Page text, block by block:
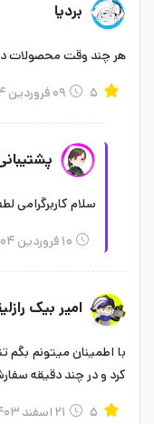
بردیا
هر چند وقت محصولات
۰۹ فروردین ۱۴۰۴
سلام
۱۰ فروردین ۱۴۰۴
امیر بیک
با اطمینان میتونم
کرد و در چند دقیقه
۲۱ اسفند ۱۴۰۳